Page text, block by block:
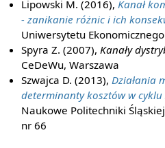
Lipowski M. (2016),Kanał
- zanikanie różnic i ich
Uniwersytetu
Spyra Z. (2007),Kanały
CeDeWu, Warszawa
Szwajca D. (2013),Działania
determinanty kosztów w
Naukowe Politechniki
nr 66